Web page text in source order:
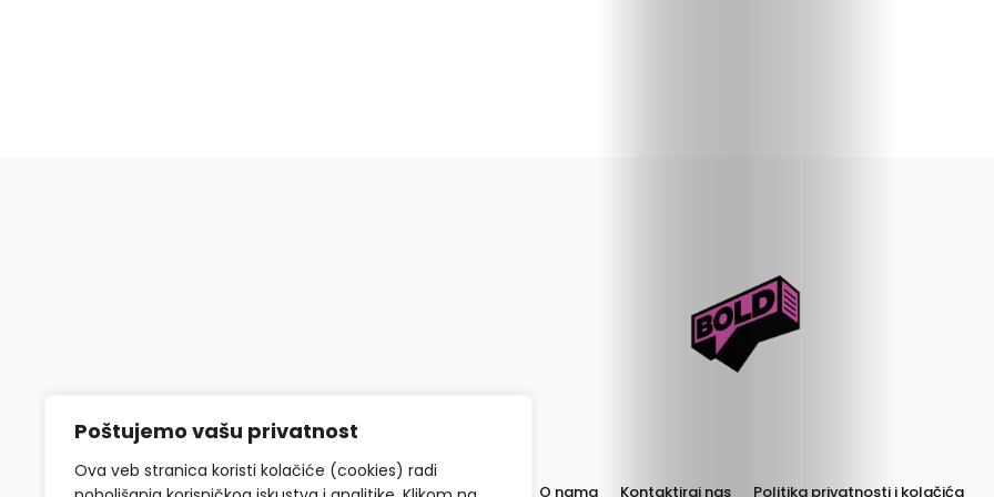
Poštujemo vašu privatnost
Ova veb stranica koristi kolačiće (cookies) radi
O nama Kontaktiraj nas Politika privatnosti i kolačića